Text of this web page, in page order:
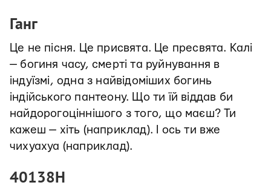
Ганг
Це не пісня. Це присвята. Це пресвята. Калі
— богиня часу, смерті та руйнування в
індуїзмі, одна з найвідоміших богинь
індійського пантеону. Що ти їй віддав би
найдорогоціннішого з того, що маєш? Ти
кажеш — хіть (наприклад). І ось ти вже
чихуахуа (наприклад).
40138Н